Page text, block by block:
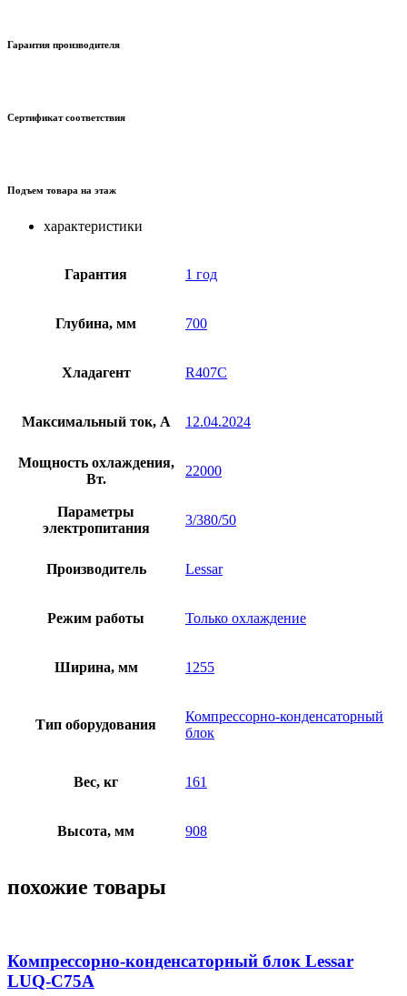
Гарантия производителя
Сертификат соответствия
Подъем товара на этаж
характеристики
Гарантия 1 год
Глубина, мм 700
Хладагент R407C
Максимальный ток, А 12.04.2024
Мощность охлаждения,
Вт.
22000
Параметры
электропитания
3/380/50
Производитель Lessar
Режим работы Только охлаждение
Ширина, мм 1255
Тип оборудования
Компрессорно-конденсаторный
блок
Вес, кг 161
Высота, мм 908
похожие товары
Компрессорно-конденсаторный блок Lessar
LUQ-C75A